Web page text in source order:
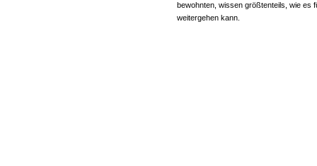
bewohnten, wissen größtenteils, wie es
weitergehen kann.